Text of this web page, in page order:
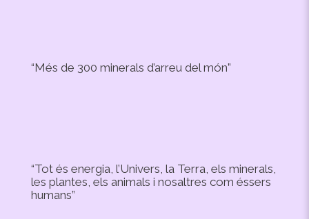
“Més de 300 minerals d’arreu del món”
“Tot és energia, l’Univers, la Terra, els minerals,
les plantes, els animals i nosaltres com éssers
humans”